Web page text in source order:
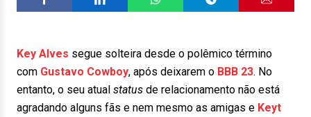
Key Alves segue solteira desde o polêmico término
com Gustavo Cowboy, após deixarem o BBB 23. No
entanto, o seu atual status de relacionamento não está
agradando alguns fãs e nem mesmo as amigas e Keyt